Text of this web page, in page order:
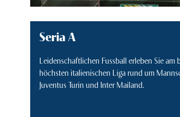
Seria A
Leidenschaftlichen Fussball erleben Sie am
höchsten italienischen Liga rund um
Juventus Turin und Inter Mailand.